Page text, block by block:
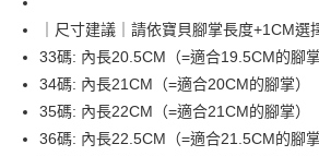
全盈+PAY
AFTEE先享後付
相關說明
【關於「AFTEE先享後付」】
AFTEE先享後付是「在收到商品之後才付款」的
ATM付款
｜尺寸建議｜請依寶貝腳掌長度+1CM選
33碼: 內長20.5CM（=適合19.5CM的腳掌
34碼: 內長21CM（=適合20CM的腳掌）
35碼: 內長22CM（=適合21CM的腳掌）
36碼: 內長22.5CM（=適合21.5CM的腳掌